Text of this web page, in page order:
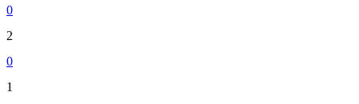
0
2
0
1